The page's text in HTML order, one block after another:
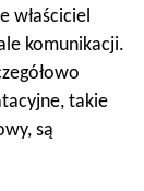
właściciel
komunikacji.
takie
są